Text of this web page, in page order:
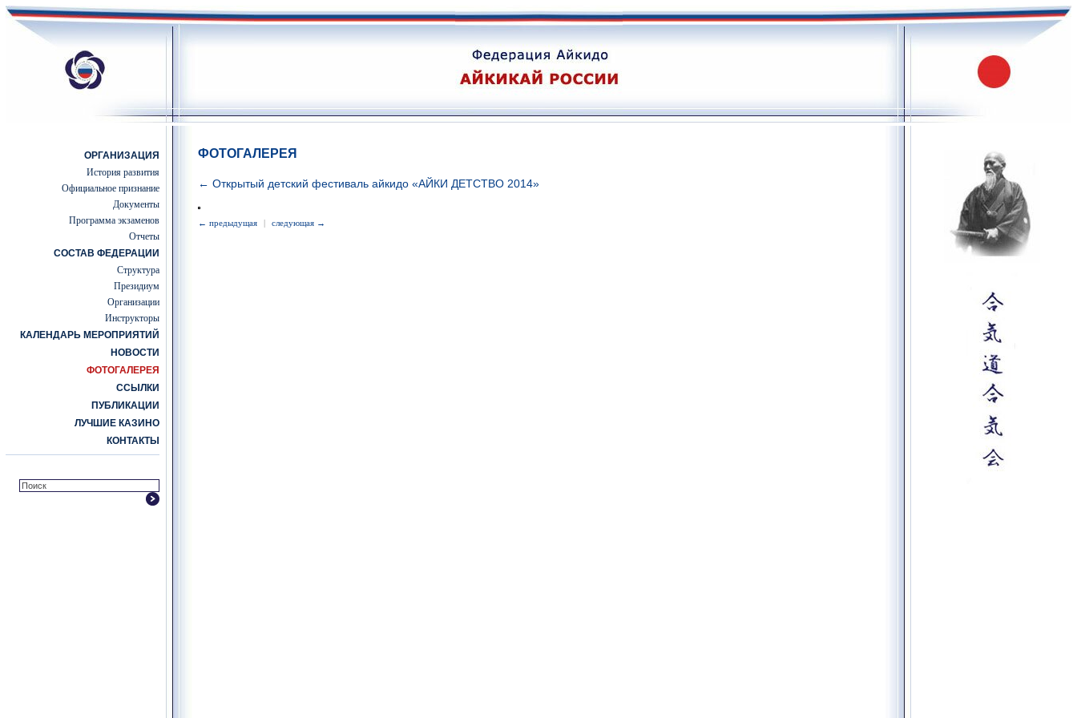
ОРГАНИЗАЦИЯ
История развития
Официальное признание
Документы
Программа экзаменов
Отчеты
СОСТАВ ФЕДЕРАЦИИ
Структура
Президиум
Организации
Инструкторы
КАЛЕНДАРЬ МЕРОПРИЯТИЙ
НОВОСТИ
ФОТОГАЛЕРЕЯ
ССЫЛКИ
ПУБЛИКАЦИИ
ЛУЧШИЕ КАЗИНО
КОНТАКТЫ
ФОТОГАЛЕРЕЯ
← Открытый детский фестиваль айкидо «АЙКИ ДЕТСТВО 2014»
← предыдущая | следующая →